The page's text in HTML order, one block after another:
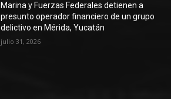
Marina y Fuerzas Federales detienen a
presunto operador financiero de un grupo
delictivo en Mérida, Yucatán
julio 31, 2026